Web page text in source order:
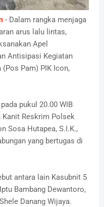
- Dalam rangka menjaga
arus lalu lintas,
Apel
Antisipasi Kegiatan
Pam) PIK Icon,
pukul 20.00 WIB
Reskrim Polsek
Sosa Hutapea, S.I.K.,
yang bertugas di
antara lain Kasubnit 5
Bambang Dewantoro,
Danang Wijaya.